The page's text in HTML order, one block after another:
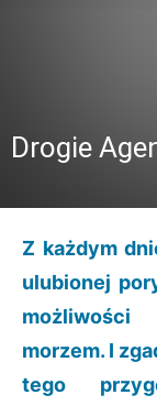
Drogie
Z każdym
ulubionej
morzem. I
tego